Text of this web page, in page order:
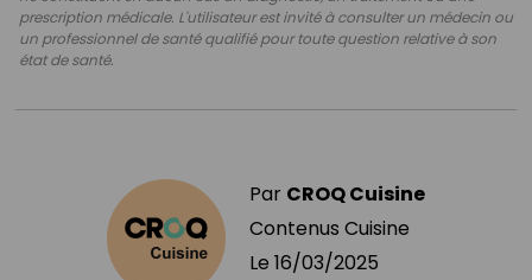
prescription médicale. L'utilisateur est invité à consulter un médecin ou
un professionnel de santé qualifié pour toute question relative à son
état de santé.
Par CROQ Cuisine
Contenus Cuisine
Le 16/03/2025